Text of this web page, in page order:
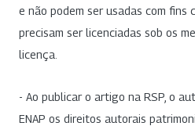
e não podem ser usadas com fins
precisam ser licenciadas sob os
licença.
- Ao publicar o artigo na RSP, o
ENAP os direitos autorais